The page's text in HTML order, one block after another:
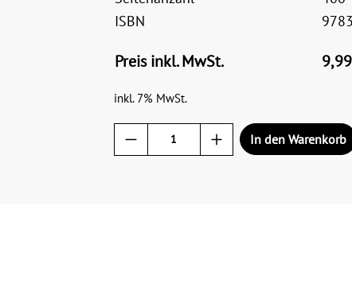
ISBN
Preis inkl. MwSt.
inkl. 7% MwSt.
In den Warenkorb